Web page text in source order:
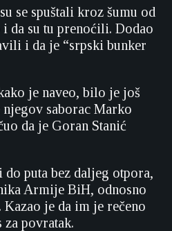
se spuštali kroz šumu od
da su tu prenoćili. Dodao
i da je “srpski bunker
je naveo, bilo je još
saborac Marko
da je Goran Stanić
do puta bez daljeg otpora,
Armije BiH, odnosno
je da im je rečeno
za povratak.